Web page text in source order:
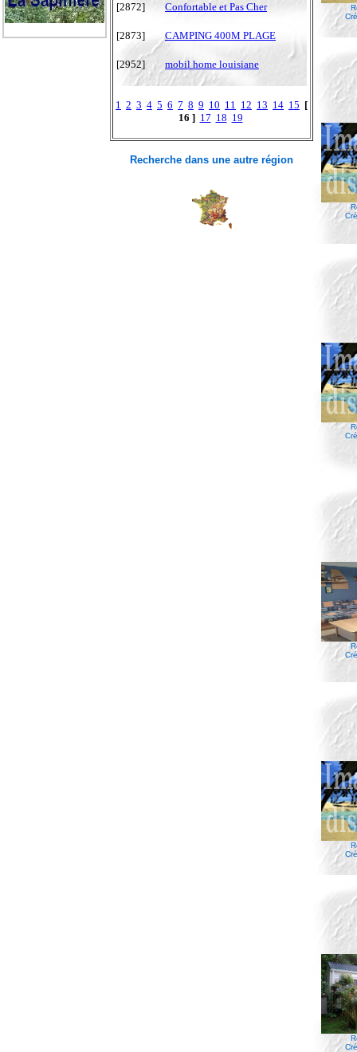
[2872] Confortable et Pas Cher
[2873] CAMPING 400M PLAGE
[2952] mobil home louisiane
1 2 3 4 5 6 7 8 9 10 11 12 13 14 15 [
16 ] 17 18 19
Recherche dans une autre région